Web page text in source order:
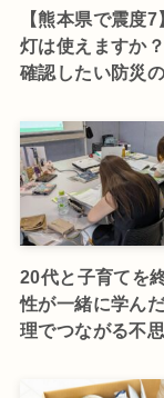
【熊本県で震度
灯は使えますか
確認したい防災
20代と子育てを
性が一緒に学ん
理でつながる不